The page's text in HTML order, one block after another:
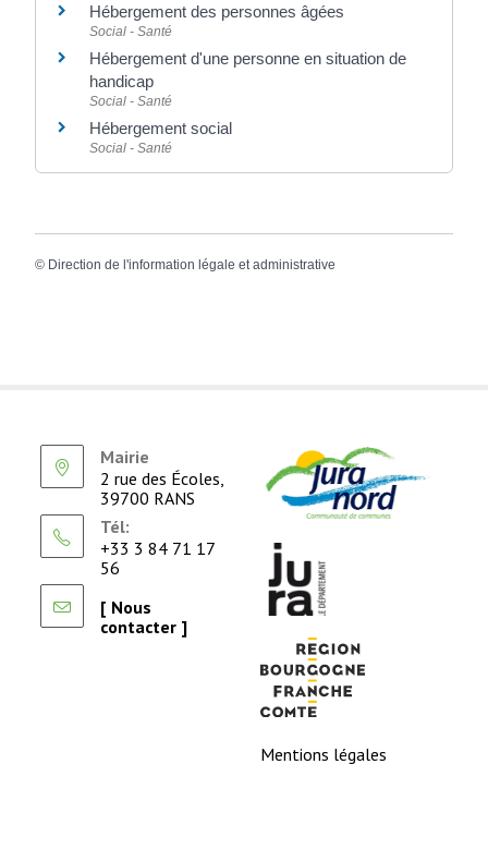
Hébergement des personnes âgées
Social - Santé
Hébergement d'une personne en situation de
handicap
Social - Santé
Hébergement social
Social - Santé
© Direction de l'information légale et administrative
Mairie
2 rue des Écoles,
39700 RANS
Tél:
+33 3 84 71 17
56
[ Nous
contacter ]
Mentions légales